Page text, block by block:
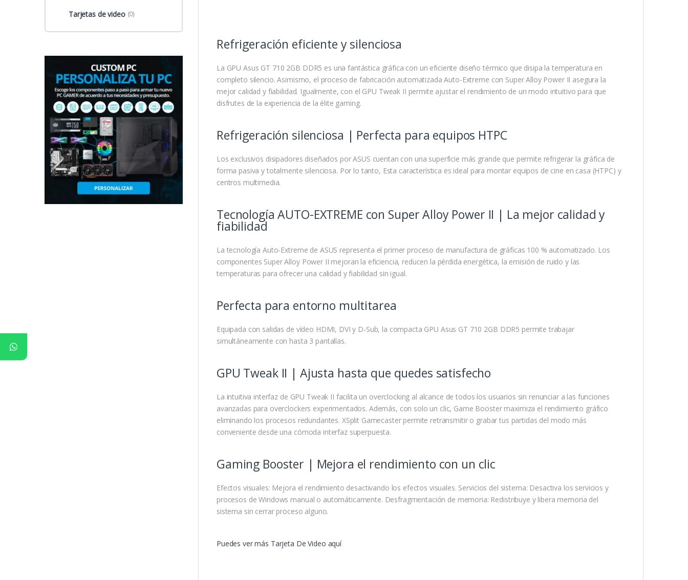
Refrigeración eficiente y silenciosa
La GPU Asus GT 710 2GB DDR5 es una fantástica gráfica con un eficiente diseño térmico que disipa la temperatura en
completo silencio. Asimismo, el proceso de fabricación automatizada Auto-Extreme con Super Alloy Power II asegura la
mejor calidad y fiabilidad. Igualmente, con el GPU Tweak II permite ajustar el rendimiento de un modo intuitivo para que
disfrutes de la experiencia de la élite gaming.
Refrigeración silenciosa | Perfecta para equipos HTPC
Los exclusivos disipadores diseñados por ASUS cuentan con una superficie más grande que permite refrigerar la gráfica de
forma pasiva y totalmente silenciosa. Por lo tanto, Esta característica es ideal para montar equipos de cine en casa (HTPC) y
centros multimedia.
Tecnología AUTO-EXTREME con Super Alloy Power II | La mejor calidad y
fiabilidad
La tecnología Auto-Extreme de ASUS representa el primer proceso de manufactura de gráficas 100 % automatizado. Los
componentes Super Alloy Power II mejoran la eficiencia, reducen la pérdida energética, la emisión de ruido y las
temperaturas para ofrecer una calidad y fiabilidad sin igual.
Perfecta para entorno multitarea
Equipada con salidas de vídeo HDMI, DVI y D-Sub, la compacta GPU Asus GT 710 2GB DDR5 permite trabajar
simultáneamente con hasta 3 pantallas.
GPU Tweak II | Ajusta hasta que quedes satisfecho
La intuitiva interfaz de GPU Tweak II facilita un overclocking al alcance de todos los usuarios sin renunciar a las funciones
avanzadas para overclockers experimentados. Además, con solo un clic, Game Booster maximiza el rendimiento gráfico
eliminando los procesos redundantes. XSplit Gamecaster permite retransmitir o grabar tus partidas del modo más
conveniente desde una cómoda interfaz superpuesta.
Gaming Booster | Mejora el rendimiento con un clic
Efectos visuales: Mejora el rendimiento desactivando los efectos visuales. Servicios del sistema: Desactiva los servicios y
procesos de Windows manual o automáticamente. Desfragmentación de memoria: Redistribuye y libera memoria del
sistema sin cerrar proceso alguno.
Puedes ver más Tarjeta De Video aquí
Tarjetas de video (0)